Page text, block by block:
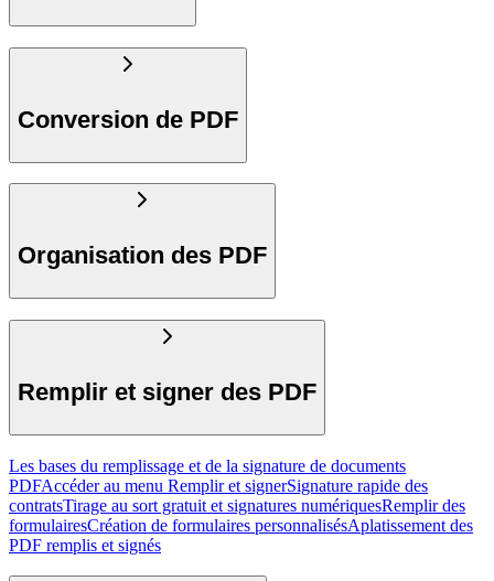
Conversion de PDF
Organisation des PDF
Remplir et signer des PDF
Les bases du remplissage et de la signature de documents
PDFAccéder au menu Remplir et signerSignature rapide des
contratsTirage au sort gratuit et signatures numériquesRemplir des
formulairesCréation de formulaires personnalisésAplatissement des
PDF remplis et signés